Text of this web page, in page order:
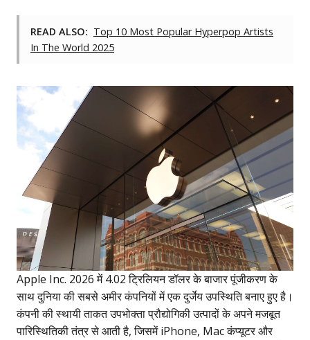
READ ALSO: Top 10 Most Popular Hyperpop Artists
In The World 2025
Apple Inc. 2026 में 4.02 ट्रिलियन डॉलर के बाजार पूंजीकरण के
साथ दुनिया की सबसे अमीर कंपनियों में एक दुर्जेय उपस्थिति बनाए हुए है।
कंपनी की स्थायी ताकत उपभोक्ता प्रौद्योगिकी उत्पादों के अपने मजबूत
पारिस्थितिकी तंत्र से आती है, जिसमें iPhone, Mac कंप्यूटर और